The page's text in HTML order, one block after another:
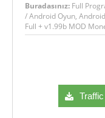
Buradasınız: Full
/Android Oyun,
Full + v1.99b MOD